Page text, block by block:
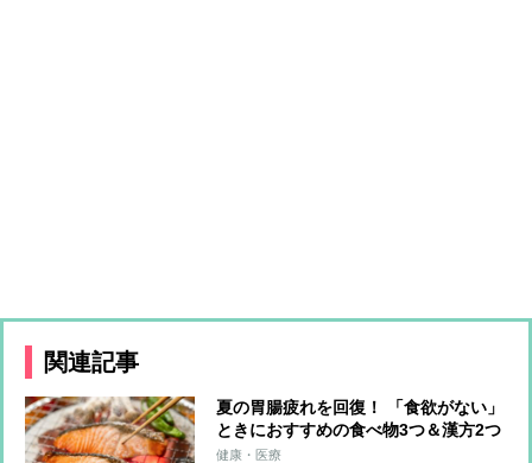
関連記事
夏の胃腸疲れを回復！ 「食欲がない」
ときにおすすめの食べ物3つ＆漢方2つ
健康・医療